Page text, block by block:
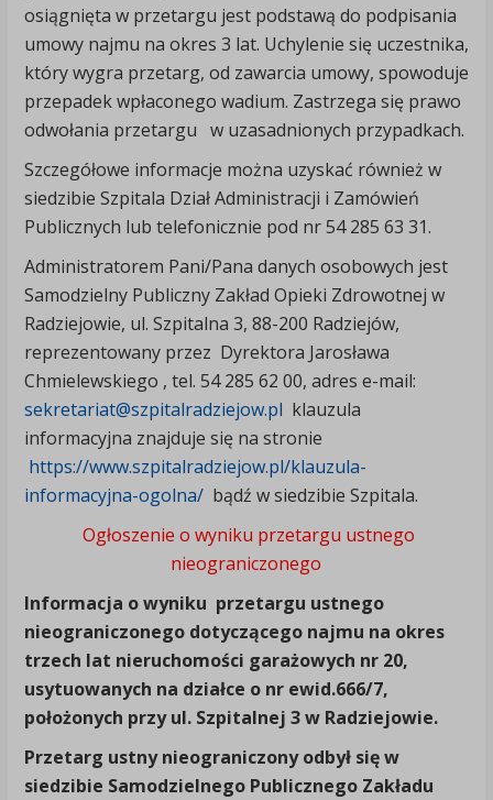
osiągnięta w przetargu jest podstawą do podpisania
umowy najmu na okres 3 lat. Uchylenie się uczestnika,
który wygra przetarg, od zawarcia umowy, spowoduje
przepadek wpłaconego wadium. Zastrzega się prawo
odwołania przetargu w uzasadnionych przypadkach.
Szczegółowe informacje można uzyskać również w
siedzibie Szpitala Dział Administracji i Zamówień
Publicznych lub telefonicznie pod nr 54 285 63 31.
Administratorem Pani/Pana danych osobowych jest
Samodzielny Publiczny Zakład Opieki Zdrowotnej w
Radziejowie, ul. Szpitalna 3, 88-200 Radziejów,
reprezentowany przez Dyrektora Jarosława
Chmielewskiego , tel. 54 285 62 00, adres e-mail:
sekretariat@szpitalradziejow.pl klauzula
informacyjna znajduje się na stronie
https://www.szpitalradziejow.pl/klauzula-
informacyjna-ogolna/ bądź w siedzibie Szpitala.
Ogłoszenie o wyniku przetargu ustnego
nieograniczonego
Informacja o wyniku przetargu ustnego
nieograniczonego dotyczącego najmu na okres
trzech lat nieruchomości garażowych nr 20,
usytuowanych na działce o nr ewid.666/7,
położonych przy ul. Szpitalnej 3 w Radziejowie.
Przetarg ustny nieograniczony odbył się w
siedzibie Samodzielnego Publicznego Zakładu